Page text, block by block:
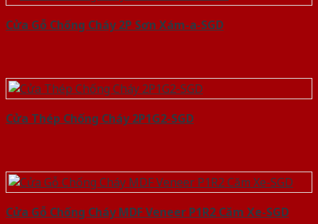
Cửa Gỗ Chống Cháy 2P Sơn Xám-a-SGD
Cửa Thép Chống Cháy 2P1G2-SGD
Cửa Gỗ Chống Cháy MDF Veneer P1R2 Căm Xe-SGD